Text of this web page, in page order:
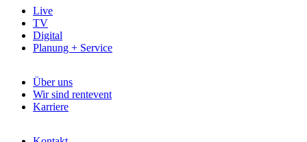
Live
TV
Digital
Planung + Service
Über uns
Wir sind rentevent
Karriere